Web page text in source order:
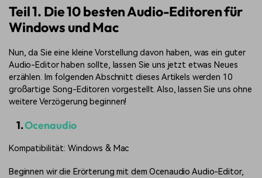
Teil 1. Die 10 besten Audio-Editoren für
Windows und Mac
Nun, da Sie eine kleine Vorstellung davon haben, was ein guter
Audio-Editor haben sollte, lassen Sie uns jetzt etwas Neues
erzählen. Im folgenden Abschnitt dieses Artikels werden 10
großartige Song-Editoren vorgestellt. Also, lassen Sie uns ohne
weitere Verzögerung beginnen!
1.Ocenaudio
Kompatibilität: Windows & Mac
Beginnen wir die Erörterung mit dem Ocenaudio Audio-Editor,